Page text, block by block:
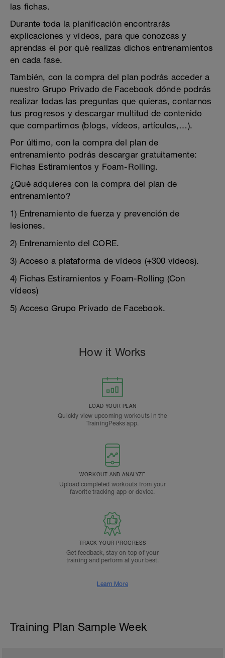
las fichas.
Durante toda la planificación encontrarás
explicaciones y vídeos, para que conozcas y
aprendas el por qué realizas dichos entrenamientos
en cada fase.
También, con la compra del plan podrás acceder a
nuestro Grupo Privado de Facebook dónde podrás
realizar todas las preguntas que quieras, contarnos
tus progresos y descargar multitud de contenido
que compartimos (blogs, vídeos, artículos,…).
Por último, con la compra del plan de
entrenamiento podrás descargar gratuitamente:
Fichas Estiramientos y Foam-Rolling.
¿Qué adquieres con la compra del plan de
entrenamiento?
1) Entrenamiento de fuerza y prevención de
lesiones.
2) Entrenamiento del CORE.
3) Acceso a plataforma de vídeos (+300 vídeos).
4) Fichas Estiramientos y Foam-Rolling (Con
vídeos)
5) Acceso Grupo Privado de Facebook.
How it Works
LOAD YOUR PLAN
Quickly view upcoming workouts in the
TrainingPeaks app.
WORKOUT AND ANALYZE
Upload completed workouts from your
favorite tracking app or device.
TRACK YOUR PROGRESS
Get feedback, stay on top of your
training and perform at your best.
Learn More
Training Plan Sample Week